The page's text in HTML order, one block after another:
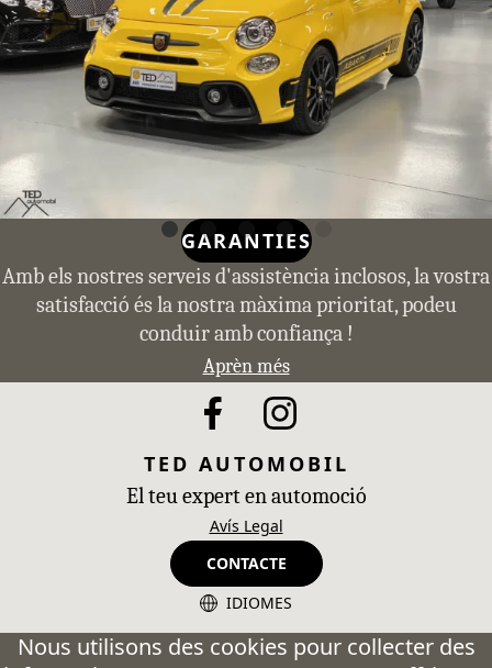
Nous utilisons des cookies pour collecter des
GARANTIES
Amb els nostres serveis d'assistència inclosos, la vostra
satisfacció és la nostra màxima prioritat, podeu
conduir amb confiança !
Aprèn més
TED AUTOMOBIL
El teu expert en automoció
Avís Legal
CONTACTE
IDIOMES
CA - Catalán